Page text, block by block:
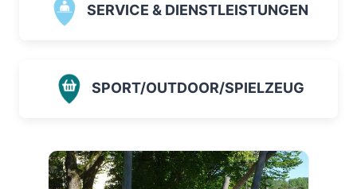
SERVICE & DIENSTLEISTUNGEN
SPORT/OUTDOOR/SPIELZEUG